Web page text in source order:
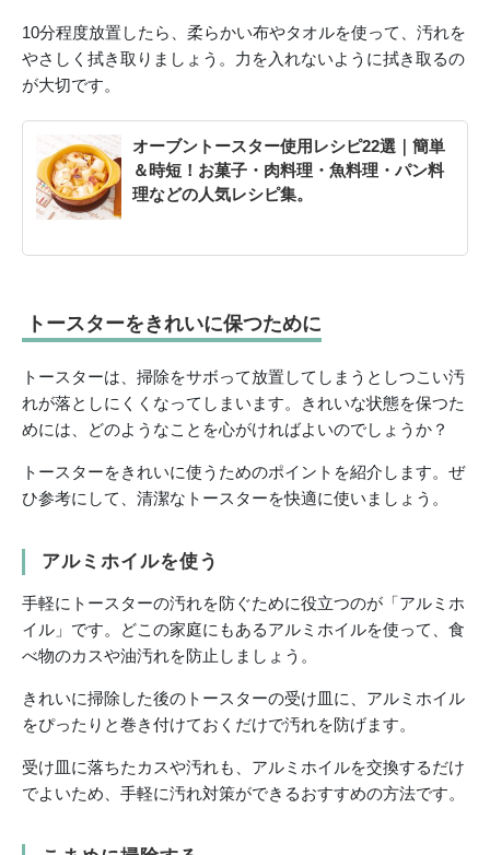
10分程度放置したら、柔らかい布やタオルを使って、汚れを
やさしく拭き取りましょう。力を入れないように拭き取るの
が大切です。
オーブントースター使用レシピ22選｜簡単
＆時短！お菓子・肉料理・魚料理・パン料
理などの人気レシピ集。
トースターをきれいに保つために
トースターは、掃除をサボって放置してしまうとしつこい汚
れが落としにくくなってしまいます。きれいな状態を保つた
めには、どのようなことを心がければよいのでしょうか？
トースターをきれいに使うためのポイントを紹介します。ぜ
ひ参考にして、清潔なトースターを快適に使いましょう。
アルミホイルを使う
手軽にトースターの汚れを防ぐために役立つのが「アルミホ
イル」です。どこの家庭にもあるアルミホイルを使って、食
べ物のカスや油汚れを防止しましょう。
きれいに掃除した後のトースターの受け皿に、アルミホイル
をぴったりと巻き付けておくだけで汚れを防げます。
受け皿に落ちたカスや汚れも、アルミホイルを交換するだけ
でよいため、手軽に汚れ対策ができるおすすめの方法です。